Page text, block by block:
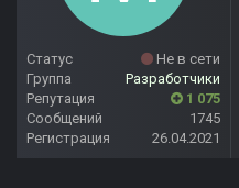
Статус
Не в сети
Группа
Разработчики
Репутация
1 075
Сообщений
1745
Регистрация
26.04.2021